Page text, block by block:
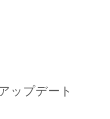
ップデート